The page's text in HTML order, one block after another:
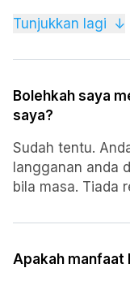
Tweeter yang
ini, anda boleh
anda boleh
anda tanpa had,
pelan tanpa had
proses Padam
tweet dan suka
perlu risau untuk
atau kehilangan
Tunjukkan lagi ↓
Bolehkah saya
saya?
Sudah tentu.
langganan anda
bila masa. Tiada
Apakah manfaat